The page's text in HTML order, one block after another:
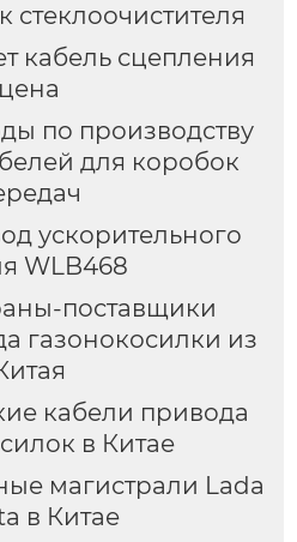
стеклоочистителя
кабель сцепления
цена
по производству
для коробок
ускорительного
WLB468
поставщики
газонокосилки из
кабели привода
в Китае
магистрали Lada
в Китае